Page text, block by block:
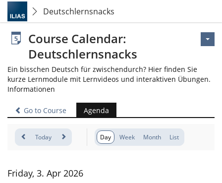
Deutschlernsnacks
Course Calendar:
Deutschlernsnacks
Ein bisschen Deutsch für zwischendurch? Hier finden Sie
kurze Lernmodule mit Lernvideos und interaktiven Übungen.
Informationen
Go to Course Agenda
Today Day Week Month List
Friday, 3. Apr 2026